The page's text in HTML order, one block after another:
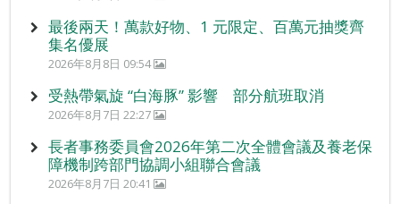
最後兩天！萬款好物、1 元限定、百萬元抽獎齊
集名優展
2026年8月8日 09:54
受熱帶氣旋 “白海豚” 影響 部分航班取消
2026年8月7日 22:27
長者事務委員會2026年第二次全體會議及養老保
障機制跨部門協調小組聯合會議
2026年8月7日 20:41